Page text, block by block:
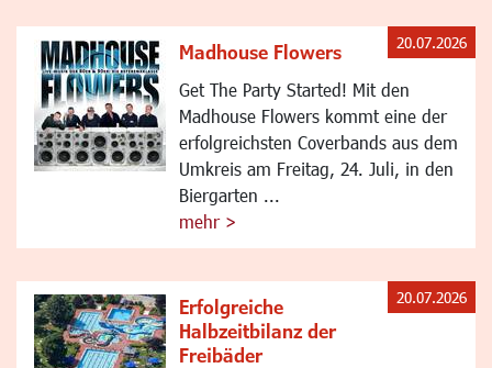
Madhouse Flowers
Get The Party Started! Mit den
Madhouse Flowers kommt eine der
erfolgreichsten Coverbands aus dem
Umkreis am Freitag, 24. Juli, in den
Biergarten ...
mehr >
20.07.2026
Erfolgreiche
Halbzeitbilanz der
Freibäder
20.07.2026